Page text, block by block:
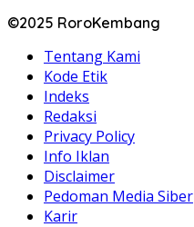
©2025 RoroKembang
Tentang Kami
Kode Etik
Indeks
Redaksi
Privacy Policy
Info Iklan
Disclaimer
Pedoman Media Siber
Karir